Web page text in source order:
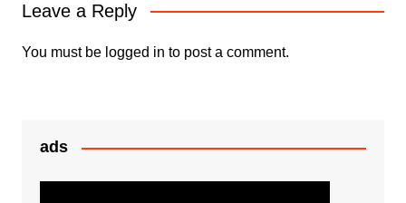
o
k
p
er
Leave a Reply
You must be logged in to post a comment.
ads